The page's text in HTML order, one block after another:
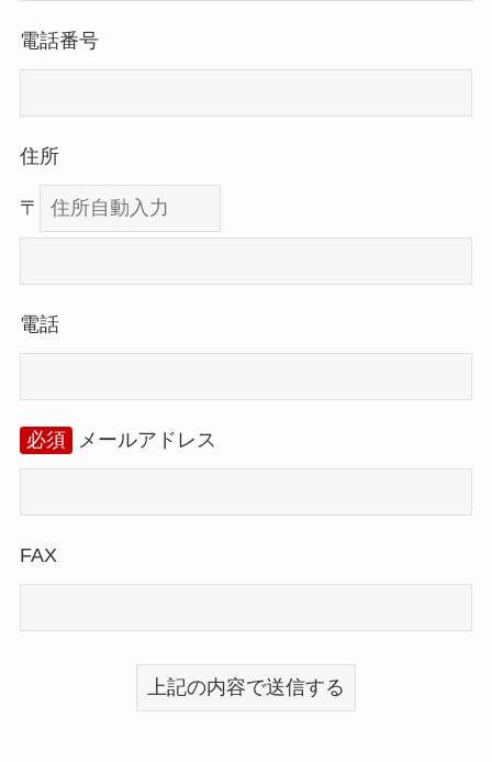
電話番号
住所
〒
電話
必須 メールアドレス
FAX